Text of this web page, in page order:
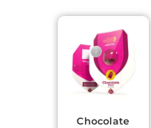
Chocolate